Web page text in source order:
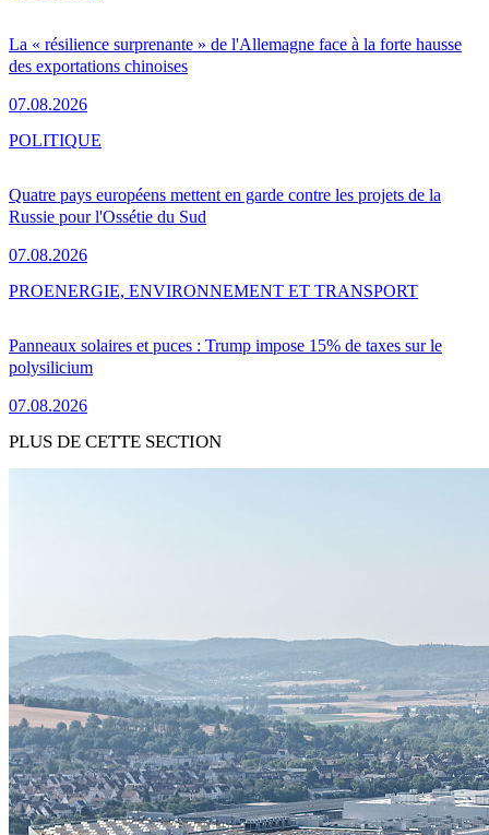
La « résilience surprenante » de l'Allemagne face à la forte hausse
des exportations chinoises
07.08.2026
Quatre pays européens mettent en garde contre les projets de la
Russie pour l'Ossétie du Sud
07.08.2026
POLITIQUE
Panneaux solaires et puces : Trump impose 15% de taxes sur le
polysilicium
07.08.2026
PROENERGIE, ENVIRONNEMENT ET TRANSPORT
PLUS DE CETTE SECTION